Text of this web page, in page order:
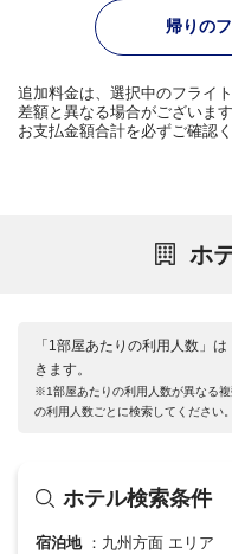
帰りの
追加料金は、選択中のフライ
差額と異なる場合がございま
お支払金額合計を必ずご確認く
ホ
「1部屋あたりの利用人数」
きます。
※1部屋あたりの利用人数が異なる
の利用人数ごとに検索してください。
ホテル検索条件
宿泊地 九州方面 エリア